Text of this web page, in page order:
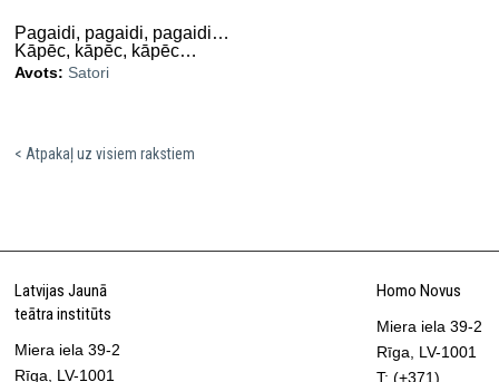
Pagaidi, pagaidi, pagaidi…
Kāpēc, kāpēc, kāpēc…
Avots: Satori
< Atpakaļ uz visiem rakstiem
Latvijas Jaunā
teātra institūts
Miera iela 39-2
Rīga, LV-1001
Homo Novus
Miera iela 39-2
Rīga, LV-1001
T: (+371)